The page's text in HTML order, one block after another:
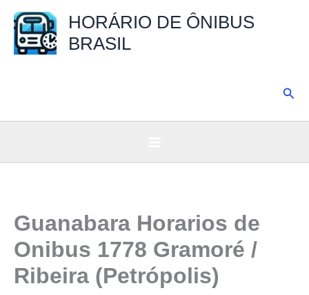
para
HORÁRIO DE ÔNIBUS
BRASIL
Guanabara Horarios de
Onibus 1778 Gramoré /
Ribeira (Petrópolis)